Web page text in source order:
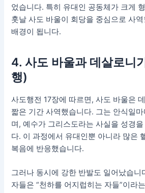
었습니다. 특히 유대인 공동체가 크게
훗날 사도 바울이 회당을 중심으로 사
배경이 됩니다.
4. 사도 바울과 데살로니
행)
사도행전 17장에 따르면, 사도 바울은
짧은 기간 사역했습니다. 그는 안식일
며, 예수가 그리스도라는 사실을 성경
다. 이 과정에서 유대인뿐 아니라 많은
복음에 반응했습니다.
그러나 동시에 강한 반발도 일어났습니
자들은 “천하를 어지럽히는 자들”이라